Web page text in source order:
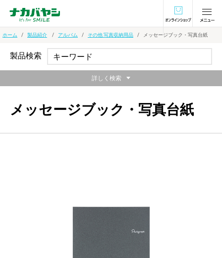
オンラインショ
ホーム 製品紹介 アルバム その他 写真収納用品 メッセージブック・写真台紙
メッセージブック・写真台紙
製品検索
詳しく検索